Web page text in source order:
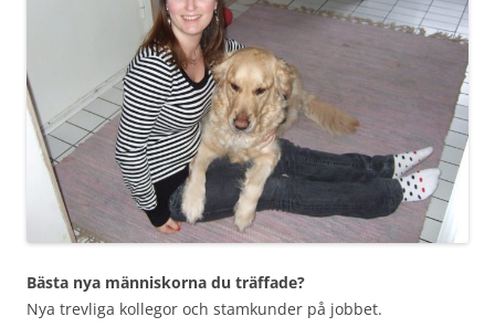
Bästa nya människorna du träffade?
Nya trevliga kollegor och stamkunder på jobbet.